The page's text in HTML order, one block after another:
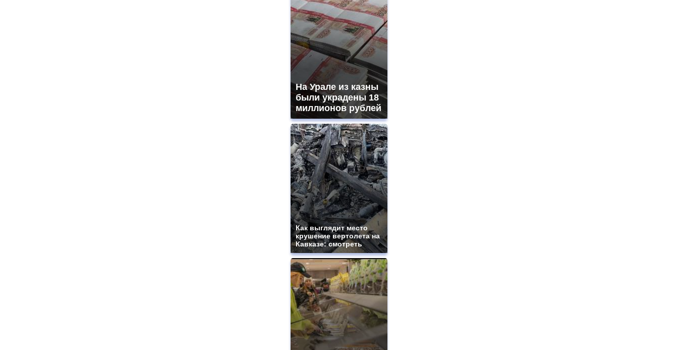
На Урале из казны
были украдены 18
миллионов рублей
Как выглядит место
крушение вертолета на
Кавказе: смотреть